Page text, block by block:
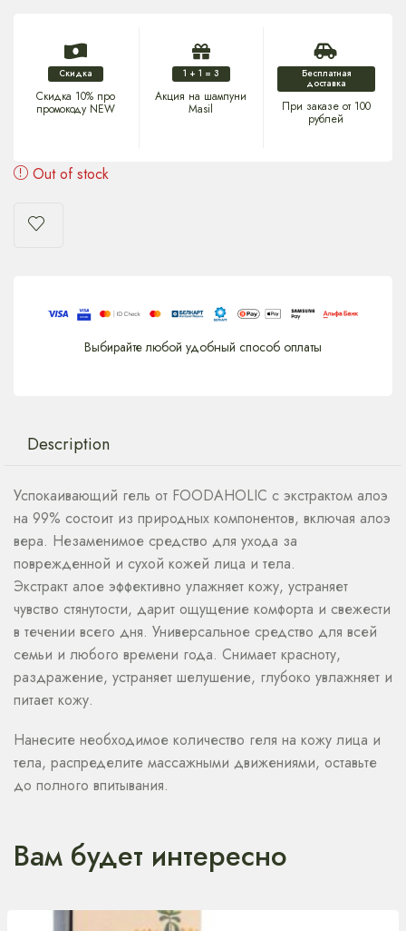
Скидка
Скидка 10% про
промокоду NEW
1 + 1 = 3
Акция на шампуни
Masil
Бесплатная
доставка
При заказе от 100
рублей
Out of stock
Выбирайте любой удобный способ оплаты
Description
Успокаивающий гель от FOODAHOLIC с экстрактом алоэ
на 99% состоит из природных компонентов, включая алоэ
вера. Незаменимое средство для ухода за
поврежденной и сухой кожей лица и тела.
Экстракт алое эффективно улажняет кожу, устраняет
чувство стянутости, дарит ощущение комфорта и свежести
в течении всего дня. Универсальное средство для всей
семьи и любого времени года. Снимает красноту,
раздражение, устраняет шелушение, глубоко увлажняет и
питает кожу.
Нанесите необходимое количество геля на кожу лица и
тела, распределите массажными движениями, оставьте
до полного впитывания.
Вам будет интересно